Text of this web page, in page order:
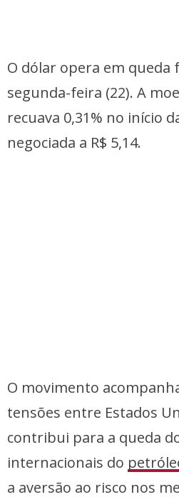
O dólar opera em queda
segunda-feira (22). A
recuava 0,31% no início
negociada a R$ 5,14.
O movimento
tensões entre Estados
contribui para a queda
internacionais do
a aversão ao risco nos